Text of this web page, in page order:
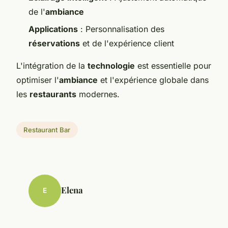
de l'ambiance
Applications : Personnalisation des
réservations et de l'expérience client
L'intégration de la technologie est essentielle pour
optimiser l'ambiance et l'expérience globale dans
les restaurants modernes.
Restaurant Bar
E Elena